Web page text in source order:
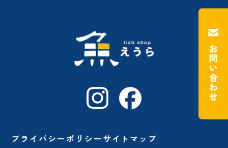
プライバシーポリシー サイトマップ